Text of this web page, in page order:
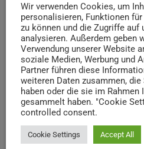
Auf der L47 bei Wehlen ist es
Verkehrsunfall auf winterglatter
Nach Angaben der
geriet ein Auto mit zwei
ins Schleudern und überschlug
Drei Insassen blieben
verletzt und vorsorglich ins
Auto war nicht mehr fahrbereit.
Stunde in beide Richtungen
today 2. JANUAR 2026 42
Wir verwenden Cookies, um
personalisieren, Funktionen
zu können und die Zugriffe auf
analysieren. Außerdem geben
Verwendung unserer Website
soziale Medien, Werbung und
Partner führen diese
weiteren Daten zusammen,
haben oder die sie im Rahmen
gesammelt haben. "Cookie
controlled consent.
Cookie Settings Accept All